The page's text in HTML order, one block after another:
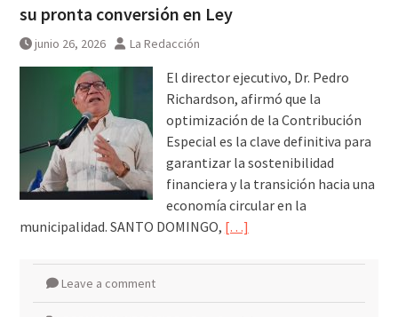
su pronta conversión en Ley
junio 26, 2026 La Redacción
El director ejecutivo, Dr. Pedro
Richardson, afirmó que la
optimización de la Contribución
Especial es la clave definitiva para
garantizar la sostenibilidad
financiera y la transición hacia una
economía circular en la
municipalidad. SANTO DOMINGO, […]
Leave a comment